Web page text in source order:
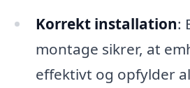
Korrekt installation:
montage sikrer, at
effektivt og opfylder